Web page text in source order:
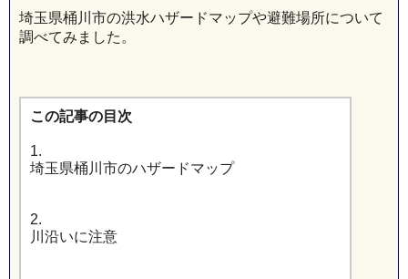
埼玉県桶川市の洪水ハザードマップや避難場所について
調べてみました。
この記事の目次
1.
埼玉県桶川市のハザードマップ
2.
川沿いに注意